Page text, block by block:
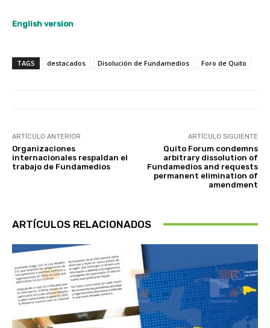
English version
TAGS destacados Disolución de Fundamedios Foro de Quito
ARTÍCULO ANTERIOR
Organizaciones
internacionales respaldan el
trabajo de Fundamedios
ARTÍCULO SIGUIENTE
Quito Forum condemns
arbitrary dissolution of
Fundamedios and requests
permanent elimination of
amendment
ARTÍCULOS RELACIONADOS